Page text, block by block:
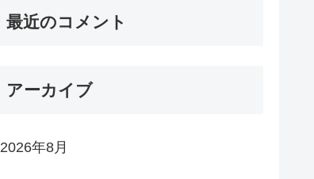
最近のコメント
アーカイブ
2026年8月